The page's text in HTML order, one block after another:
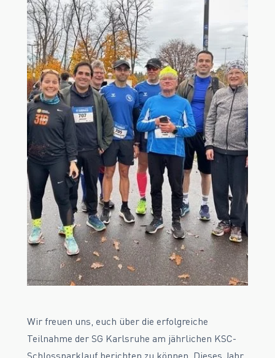
Wir freuen uns, euch über die erfolgreiche
Teilnahme der SG Karlsruhe am jährlichen KSC-